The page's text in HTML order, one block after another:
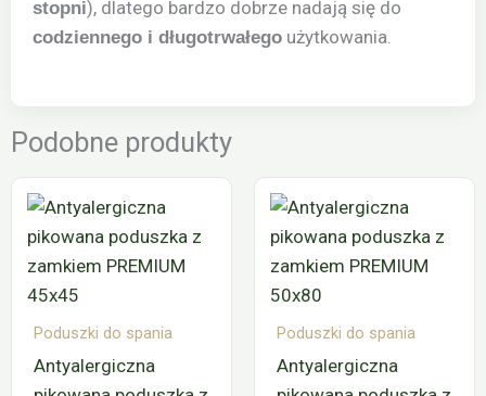
stopni), dlatego bardzo dobrze nadają się do
codziennego i długotrwałego użytkowania.
Podobne produkty
Poduszki do spania
Antyalergiczna
Poduszki do spania
Antyalergiczna